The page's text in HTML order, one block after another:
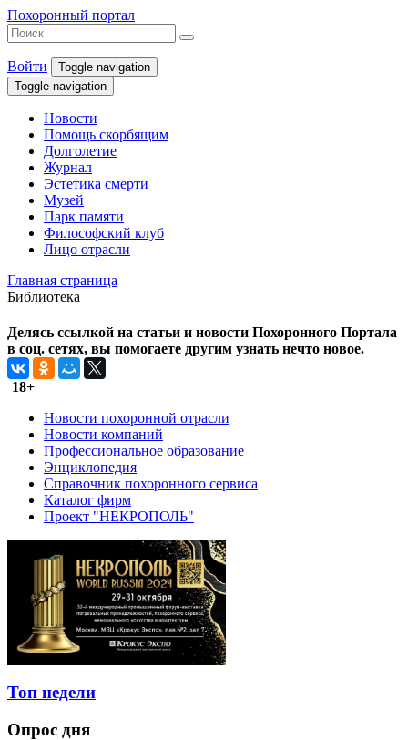
Похоронный портал
Войти
Toggle navigation
Toggle navigation
Новости
Помощь скорбящим
Долголетие
Журнал
Эстетика смерти
Музей
Парк памяти
Философский клуб
Лицо отрасли
Главная страница
Библиотека
Делясь ссылкой на статьи и новости Похоронного Портала
в соц. сетях, вы помогаете другим узнать нечто новое.
18+
Новости похоронной отрасли
Новости компаний
Профессиональное образование
Энциклопедия
Справочник похоронного сервиса
Каталог фирм
Проект "НЕКРОПОЛЬ"
Топ недели
Опрос дня